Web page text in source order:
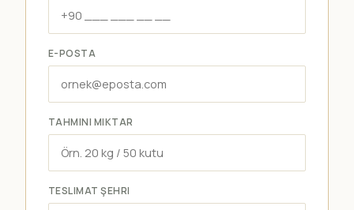
E-POSTA
TAHMINI MIKTAR
TESLIMAT ŞEHRI